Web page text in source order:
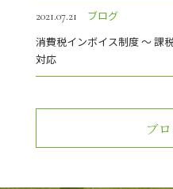
2021.07.21
ブログ
消費税インボイス制度 ～ 課
対応
ブ